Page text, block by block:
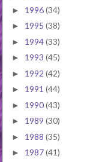
► 1996(34)
► 1995 (38)
► 1994(33)
► 1993 (45)
► 1992 (42)
► 1991 (44)
► 1990(43)
► 1989 (30)
► 1988 (35)
► 1987(41)